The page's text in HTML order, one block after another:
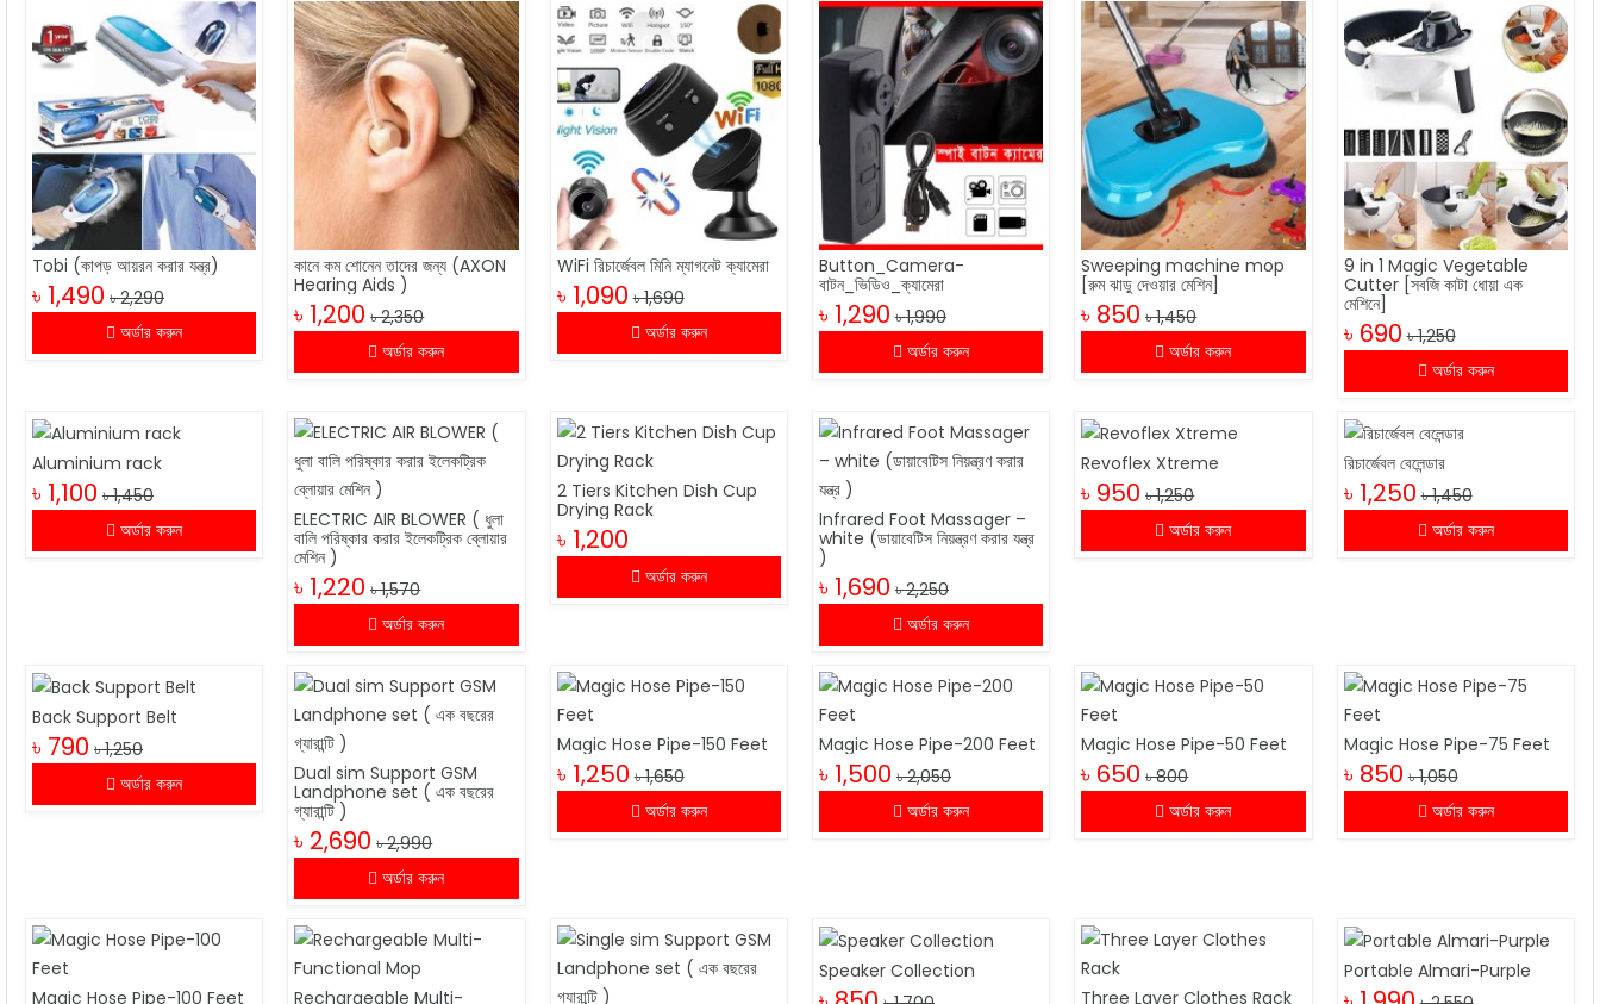
Tobi (কাপড় আয়রন করার যন্ত্র)
৳ 1,490 ৳ 2,290
অর্ডার করুন
কানে কম শোনেন তাদের জন্য (AXON
Hearing Aids )
৳ 1,200 ৳ 2,350
অর্ডার করুন
WiFi রিচার্জেবল মিনি ম্যাগনেট ক্যামেরা
৳ 1,090 ৳ 1,690
অর্ডার করুন
Button_Camera-
বাটন_ভিডিও_ক্যামেরা
৳ 1,290 ৳ 1,990
অর্ডার করুন
Sweeping machine mop
[রুম ঝাড়ু দেওয়ার মেশিন]
৳ 850 ৳ 1,450
অর্ডার করুন
9 in 1 Magic Vegetable
Cutter [সবজি কাটা ধোয়া এক
মেশিনে]
৳ 690 ৳ 1,250
অর্ডার করুন
Aluminium rack
৳ 1,100 ৳ 1,450
অর্ডার করুন
ELECTRIC AIR BLOWER ( ধুলা
বালি পরিষ্কার করার ইলেকট্রিক ব্লোয়ার
মেশিন )
৳ 1,220 ৳ 1,570
অর্ডার করুন
2 Tiers Kitchen Dish Cup
Drying Rack
৳ 1,200
অর্ডার করুন
Infrared Foot Massager –
white (ডায়াবেটিস নিয়ন্ত্রণ করার যন্ত্র
)
৳ 1,690 ৳ 2,250
অর্ডার করুন
Revoflex Xtreme
৳ 950 ৳ 1,250
অর্ডার করুন
রিচার্জেবল বেলেন্ডার
৳ 1,250 ৳ 1,450
অর্ডার করুন
Back Support Belt
৳ 790 ৳ 1,250
অর্ডার করুন
Dual sim Support GSM
Landphone set ( এক বছরের
গ্যারান্টি )
৳ 2,690 ৳ 2,990
অর্ডার করুন
Magic Hose Pipe-150 Feet
৳ 1,250 ৳ 1,650
অর্ডার করুন
Magic Hose Pipe-200 Feet
৳ 1,500 ৳ 2,050
অর্ডার করুন
Magic Hose Pipe-50 Feet
৳ 650 ৳ 800
অর্ডার করুন
Magic Hose Pipe-75 Feet
৳ 850 ৳ 1,050
অর্ডার করুন
Magic Hose Pipe-100 Feet Rechargeable Multi-
Speaker Collection
Three Layer Clothes Rack
Portable Almari-Purple